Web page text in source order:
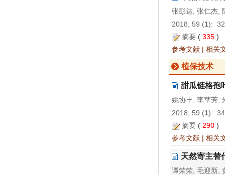
张彭达, 张仁杰,
2018, 59 (1):
摘要 ( 335 )
参考文献 | 相关
植保技术
甜瓜链格孢
姚协丰, 李苹芳,
2018, 59 (1):
摘要 ( 290 )
参考文献 | 相关
天然寄主替
谭荣荣, 毛迎新,